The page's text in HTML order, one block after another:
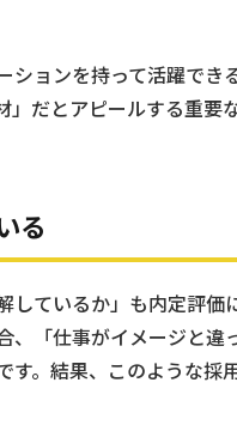
ョンを持って活躍でき
」だとアピールする重要
る
ているか」も内定評価
、「仕事がイメージと違
。結果、このような採